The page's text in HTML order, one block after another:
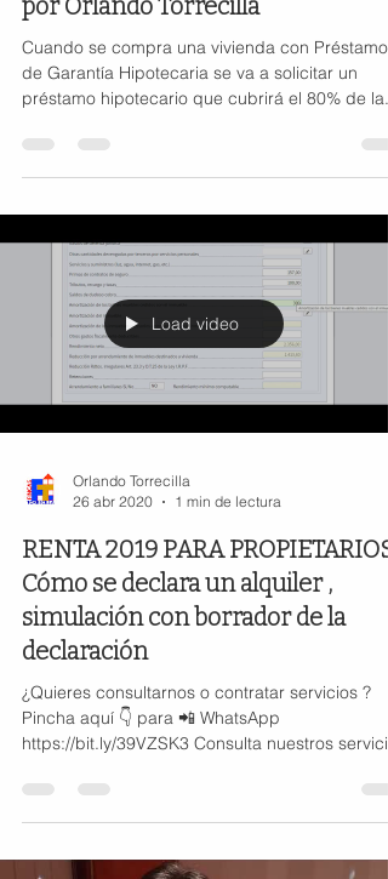
por Orlando Torrecilla
Cuando se compra una vivienda con Préstamo
de Garantía Hipotecaria se va a solicitar un
préstamo hipotecario que cubrirá el 80% de la...
Load video
Orlando Torrecilla
26 abr 2020
1 min de lectura
RENTA 2019 PARA PROPIETARIOS
Cómo se declara un alquiler ,
simulación con borrador de la
declaración
¿Quieres consultarnos o contratar servicios ?
Pincha aquí 👇 para 📲 WhatsApp
https://bit.ly/39VZSK3 Consulta nuestros